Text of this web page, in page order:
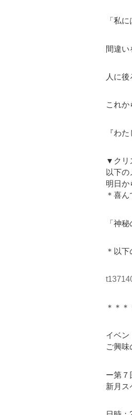
「私
間違
人に
これか
『わ
▼クリ
以下の
明日か
＊喜
「神
＊以
＊＊
イベン
ご興味
ー第７
新月